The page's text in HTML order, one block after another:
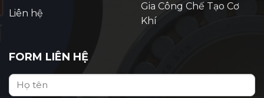
Liên hệ
Gia Công Chế Tạo Cơ
Khí
FORM LIÊN HỆ